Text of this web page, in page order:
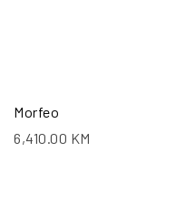
Morfeo
6,410.00 KM